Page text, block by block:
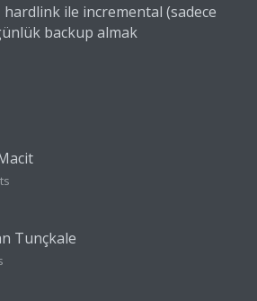
hardlink ile incremental (sadece
backup almak
Tunçkale